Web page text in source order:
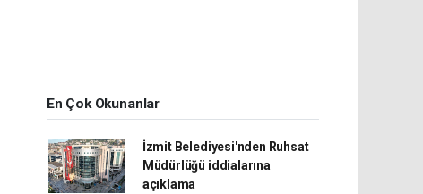
En Çok Okunanlar
İzmit Belediyesi'nden Ruhsat
Müdürlüğü iddialarına
açıklama